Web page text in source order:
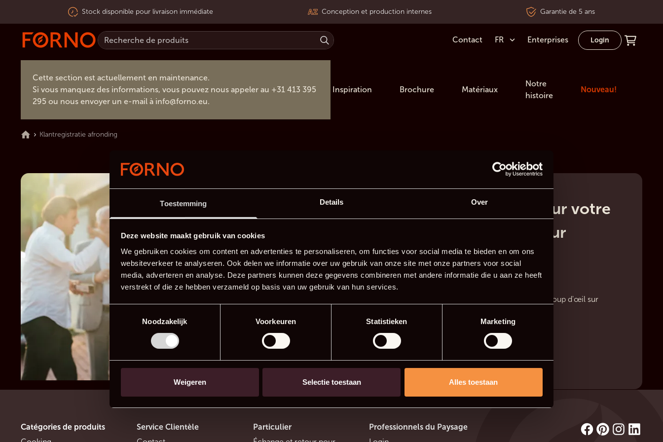
Toestemming Details Over
Deze website maakt gebruik van cookies
We gebruiken cookies om content en advertenties te personaliseren, om functies voor social media te bieden en om ons
websiteverkeer te analyseren. Ook delen we informatie over uw gebruik van onze site met onze partners voor social
media, adverteren en analyse. Deze partners kunnen deze gegevens combineren met andere informatie die u aan ze heeft
verstrekt of die ze hebben verzameld op basis van uw gebruik van hun services.
Noodzakelijk
Voorkeuren Statistieken Marketing
Weigeren Selectie toestaan Alles toestaan
Stock disponible pour livraison immédiate Conception et production internes Garantie de 5 ans
Contact FR Enterprises Login
Cette section est actuellement en maintenance.
Si vous manquez des informations, vous pouvez nous appeler au +31 413 395
295 ou nous envoyer un e-mail à info@forno.eu.
Inspiration Brochure Matériaux
Notre
histoire
Nouveau!
Klantregistratie afronding
Nous vous remercions pour votre
confiance et inscription sur
notre page!
Nous vous tiendrons informé très bientôt de la suite.
Besoin d'inspiration entre-temps ? Priez jetez ici un coup d'œil sur
Catégories de produits
Service Clientèle
Particulier
Professionnels du Paysage